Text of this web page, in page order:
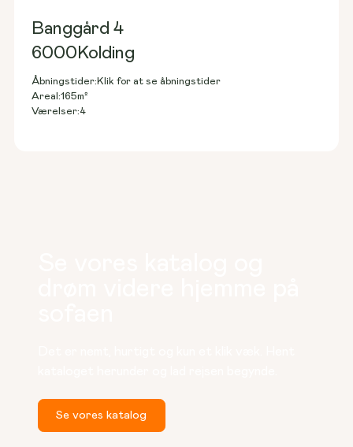
Banggård 4
6000 Kolding
Åbningstider: Klik for at se åbningstider
Areal:165m²
Værelser:4
Se vores katalog